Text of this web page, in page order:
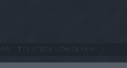
· TELJESEN KOMOLYAN